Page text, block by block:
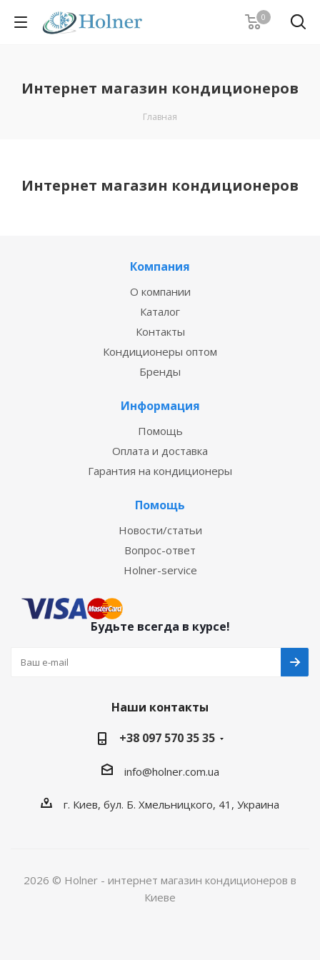
0
Интернет магазин кондиционеров
Главная
Интернет магазин кондиционеров
Компания
О компании
Каталог
Контакты
Кондиционеры оптом
Бренды
Информация
Помощь
Оплата и доставка
Гарантия на кондиционеры
Помощь
Новости/статьи
Вопрос-ответ
Holner-service
Будьте всегда в курсе!
Наши контакты
+38 097 570 35 35
info@holner.com.ua
г. Киев, бул. Б. Хмельницкого, 41, Украина
2026 © Holner - интернет магазин кондиционеров в
Киеве